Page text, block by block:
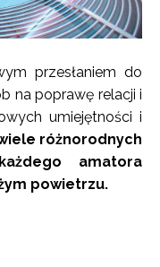
przesłaniem do
na poprawę relacji i
umiejętności i
różnorodnych
amatora
powietrzu.